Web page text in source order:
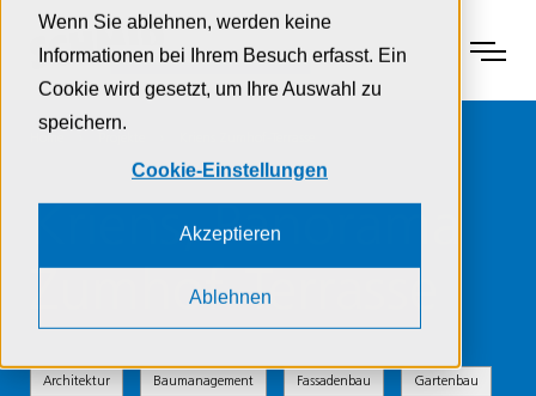
Wenn Sie ablehnen, werden keine
Informationen bei Ihrem Besuch erfasst. Ein
Cookie wird gesetzt, um Ihre Auswahl zu
speichern.
Cookie-Einstellungen
Akzeptieren
Ablehnen
Zur Navigation
Zur Suche
Zum Inhalt
Menu
Kriens, Panorama
Zumhof-Terrasse
Architektur Baumanagement Fassadenbau Gartenbau